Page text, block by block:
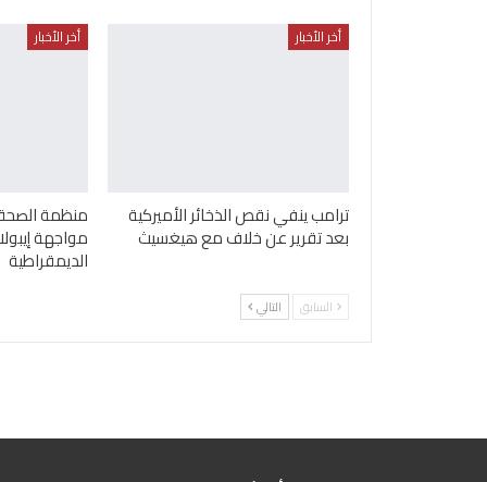
أخر الأخبار
ترامب ينفي نقص الذخائر الأميركية
بعد تقرير عن خلاف مع هيغسيث
أخر الأخبار
منظمة الصحة
مواجهة
الديمقراطية
السابق التالي